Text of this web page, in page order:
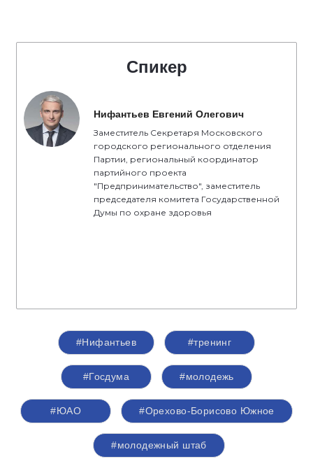
Спикер
Нифантьев Евгений Олегович
Заместитель Секретаря Московского
городского регионального отделения
Партии, региональный координатор
партийного проекта
"Предпринимательство", заместитель
председателя комитета Государственной
Думы по охране здоровья
#Нифантьев #тренинг
#Госдума #молодежь
#ЮАО #Орехово-Борисово Южное
#молодежный штаб